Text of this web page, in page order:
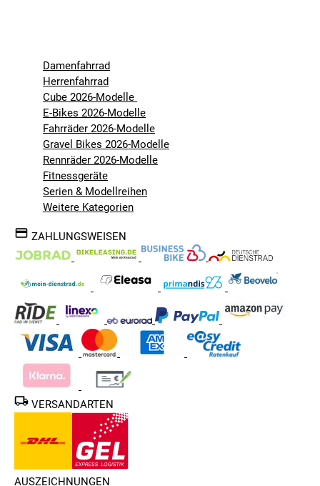
Damenfahrrad
Herrenfahrrad
Cube 2026-Modelle
E-Bikes 2026-Modelle
Fahrräder 2026-Modelle
Gravel Bikes 2026-Modelle
Rennräder 2026-Modelle
Fitnessgeräte
Serien & Modellreihen
Weitere Kategorien
ZAHLUNGSWEISEN
VERSANDARTEN
AUSZEICHNUNGEN